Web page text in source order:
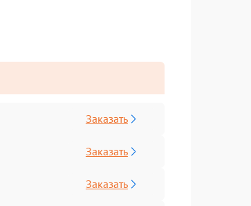
Заказать
Заказать
Заказать